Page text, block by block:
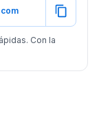
Con la